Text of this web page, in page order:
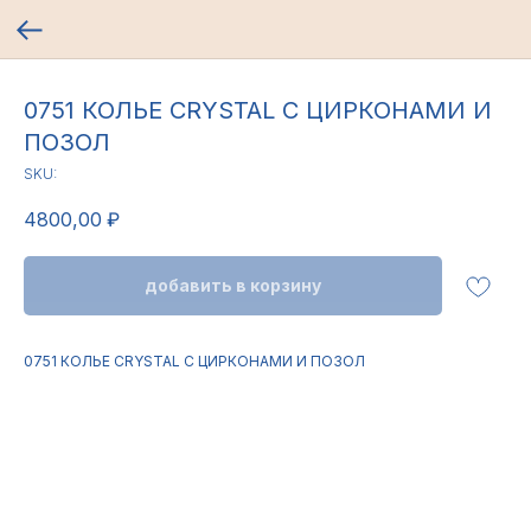
0751 КОЛЬЕ CRYSTAL С ЦИРКОНАМИ И
ПОЗОЛ
SKU:
4800,00 ₽
добавить в корзину
0751 КОЛЬЕ CRYSTAL С ЦИРКОНАМИ И ПОЗОЛ